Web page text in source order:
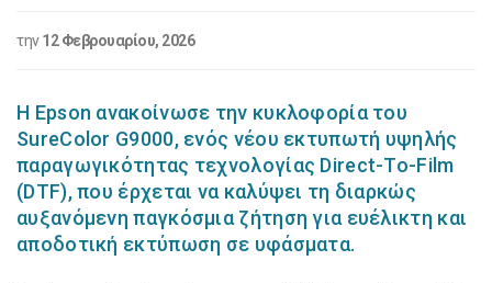
την12 Φεβρουαρίου, 2026
Η Epson ανακοίνωσε την κυκλοφορία του
SureColor G9000, ενός νέου εκτυπωτή υψηλής
παραγωγικότητας τεχνολογίας Direct-To-Film
(DTF), που έρχεται να καλύψει τη διαρκώς
αυξανόμενη παγκόσμια ζήτηση για ευέλικτη και
αποδοτική εκτύπωση σε υφάσματα.